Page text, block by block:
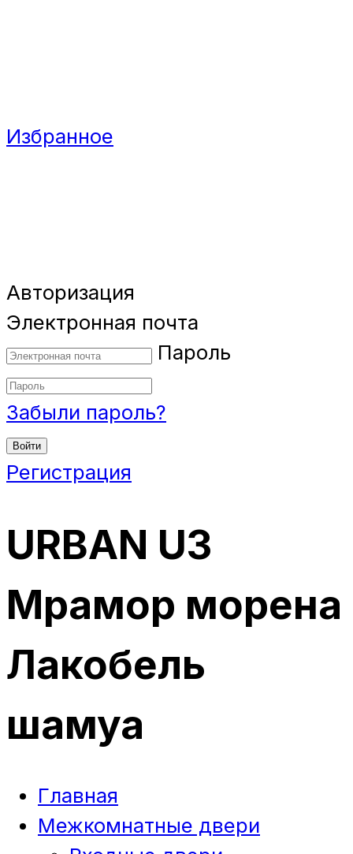
Избранное
Авторизация
Электронная почта
Пароль
Забыли пароль?
Войти
Регистрация
URBAN U3
Мрамор морена
Лакобель
шамуа
Главная
Межкомнатные двери